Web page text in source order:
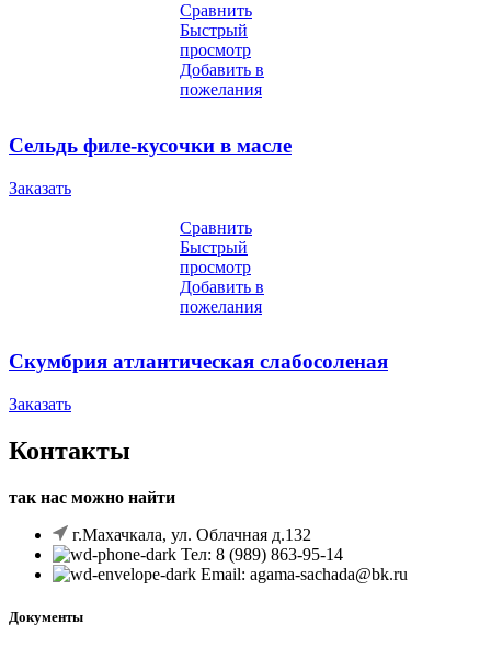
Сравнить
Быстрый
просмотр
Добавить в
пожелания
Сельдь филе-кусочки в масле
Заказать
Сравнить
Быстрый
просмотр
Добавить в
пожелания
Скумбрия атлантическая слабосоленая
Заказать
Контакты
так нас можно найти
г.Махачкала, ул. Облачная д.132
Тел: 8 (989) 863-95-14
Email: agama-sachada@bk.ru
Документы